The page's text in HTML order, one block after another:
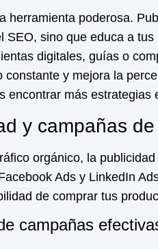
herramienta poderosa.
SEO, sino que educa a
digitales, guías o
constante y mejora la
encontrar más estrategias
y campañas
orgánico, la
Ads y LinkedIn
de comprar tus
campañas